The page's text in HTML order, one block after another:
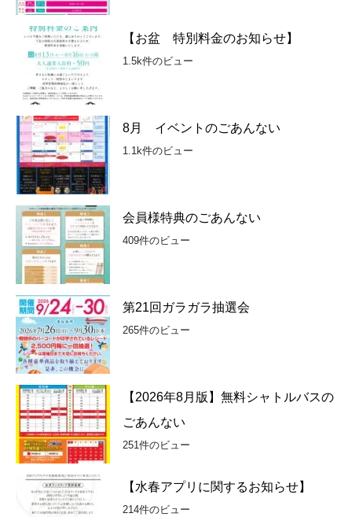
【お盆 特別料金のお知らせ】
1.5k件のビュー
8月 イベントのごあんない
1.1k件のビュー
会員様特典のごあんない
409件のビュー
第21回ガラガラ抽選会
265件のビュー
【2026年8月版】無料シャトルバスの
ごあんない
251件のビュー
【水春アプリに関するお知らせ】
214件のビュー